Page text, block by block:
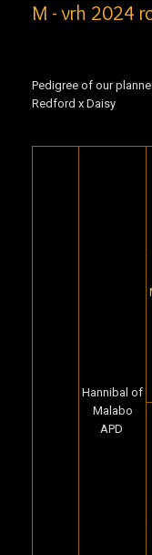
M - vrh 2024
Pedigree of our
Redford x Daisy
Hannibal of
Malabo
APD